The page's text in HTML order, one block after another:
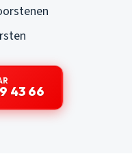
43 66